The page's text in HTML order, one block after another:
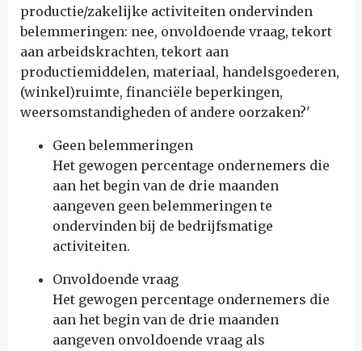
productie/zakelijke activiteiten ondervinden
belemmeringen: nee, onvoldoende vraag, tekort
aan arbeidskrachten, tekort aan
productiemiddelen, materiaal, handelsgoederen,
(winkel)ruimte, financiële beperkingen,
weersomstandigheden of andere oorzaken?'
Geen belemmeringen
Het gewogen percentage ondernemers die
aan het begin van de drie maanden
aangeven geen belemmeringen te
ondervinden bij de bedrijfsmatige
activiteiten.
Onvoldoende vraag
Het gewogen percentage ondernemers die
aan het begin van de drie maanden
aangeven onvoldoende vraag als